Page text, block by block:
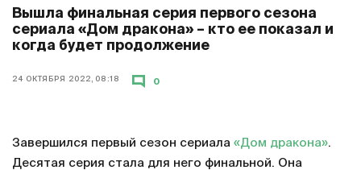
Вышла финальная серия первого сезона
сериала «Дом дракона» – кто ее показал и
когда будет продолжение
24 ОКТЯБРЯ 2022, 08:18 0
Завершился первый сезон сериала «Дом дракона».
Десятая серия стала для него финальной. Она